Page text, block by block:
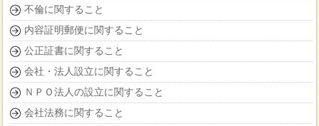
不倫に関すること
内容証明郵便に関すること
公正証書に関すること
会社・法人設立に関すること
ＮＰＯ法人の設立に関すること
会社法務に関すること